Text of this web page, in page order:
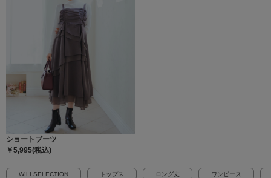
ショートブーツ
￥5,995(税込)
WILLSELECTION トップス ロング丈 ワンピース